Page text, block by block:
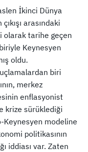
İkinci Dünya
arasındaki
olarak tarihe geçen
Keynesyen
oldu.
biri
merkez
enflasyonist
krize sürüklediği
Keynesyen modeline
politikasının
iddiası var. Zaten